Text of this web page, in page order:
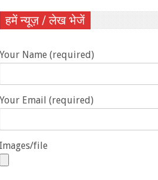
हमें न्यूज़ / लेख भेजें
Your Name (required)
Your Email (required)
Images/file